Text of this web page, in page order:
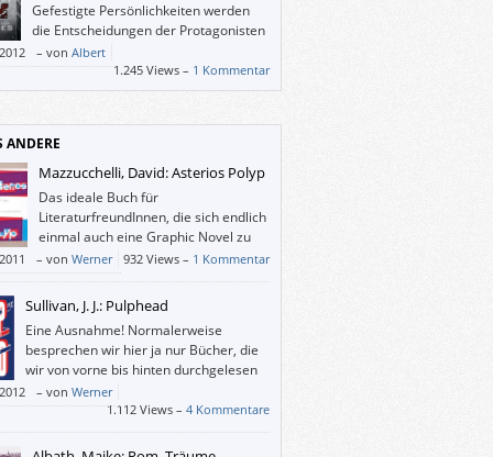
Gefestigte Persönlichkeiten werden
die Entscheidungen der Protagonisten
nur selten nachvollziehen können.
ist gut beschrieben, wie ein (für
harmloses Problem durch
zur Katastrophe heranwächst.
– von Albert
1.245 Views – 1 Kommentar
ANDERE
Mazzucchelli, David: Asterios Polyp
Das ideale Buch für
LiteraturfreundInnen, die sich endlich
einmal auch eine Graphic Novel zu
Gemüte führen wollen.
– von Werner 932 Views – 1 Kommentar
Sullivan, J. J.: Pulphead
Eine Ausnahme! Normalerweise
besprechen wir hier ja nur Bücher, die
wir von vorne bis hinten durchgelesen
haben. Aber was soll an diesem Buch –
genossenen Reportagen – noch besser
werden?
– von Werner
1.112 Views – 4 Kommentare